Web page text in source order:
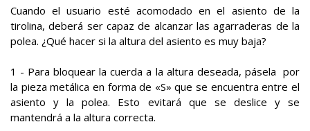
Cuando el usuario esté acomodado en el asiento de la
tirolina, deberá ser capaz de alcanzar las agarraderas de la
polea. ¿Qué hacer si la altura del asiento es muy baja?
1 - Para bloquear la cuerda a la altura deseada, pásela por
la pieza metálica en forma de «S» que se encuentra entre el
asiento y la polea. Esto evitará que se deslice y se
mantendrá a la altura correcta.